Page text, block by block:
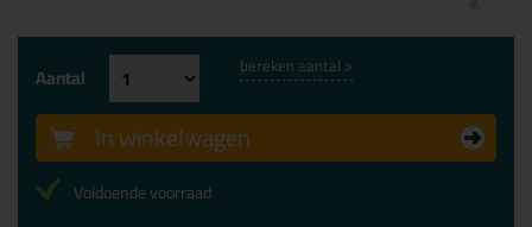
Aantal bereken aantal >
In winkelwagen
Voldoende voorraad